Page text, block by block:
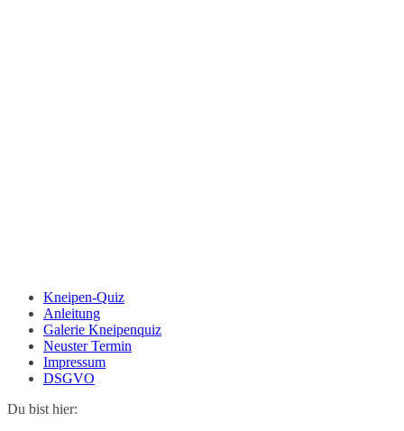
Kneipen-Quiz
Anleitung
Galerie Kneipenquiz
Neuster Termin
Impressum
DSGVO
Du bist hier: